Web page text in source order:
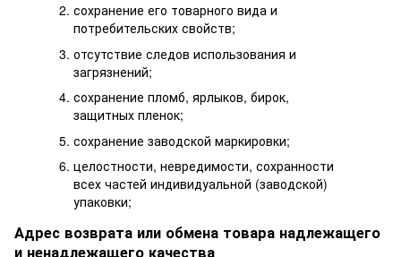
сохранение его товарного вида и
потребительских свойств;
отсутствие следов использования и
загрязнений;
сохранение пломб, ярлыков, бирок,
защитных пленок;
сохранение заводской маркировки;
целостности, невредимости, сохранности
всех частей индивидуальной (заводской)
упаковки;
Адрес возврата или обмена товара надлежащего
и ненадлежащего качества